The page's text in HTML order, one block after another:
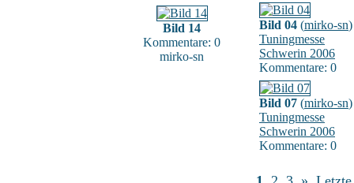
Bild 14
Kommentare: 0
mirko-sn
Bild 04 (mirko-sn)
Tuningmesse
Schwerin 2006
Kommentare: 0
Bild 07 (mirko-sn)
Tuningmesse
Schwerin 2006
Kommentare: 0